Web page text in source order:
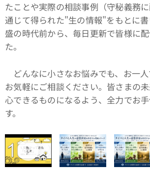
たことや実際の相談事例（守秘義務
通じて得られた"生の情報"をもとに
盛の時代前から、毎日更新で皆様に
た。
どんなに小さなお悩みでも、お一人
お気軽にご相談ください。皆さまの
心できるものになるよう、全力でお
す。